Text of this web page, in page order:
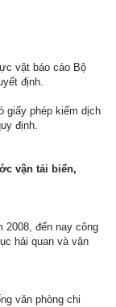
vật báo cáo Bộ
định.
giấy phép kiểm dịch
định.
vận tải biển,
2008, đến nay công
hải quan và vận
văn phòng chi